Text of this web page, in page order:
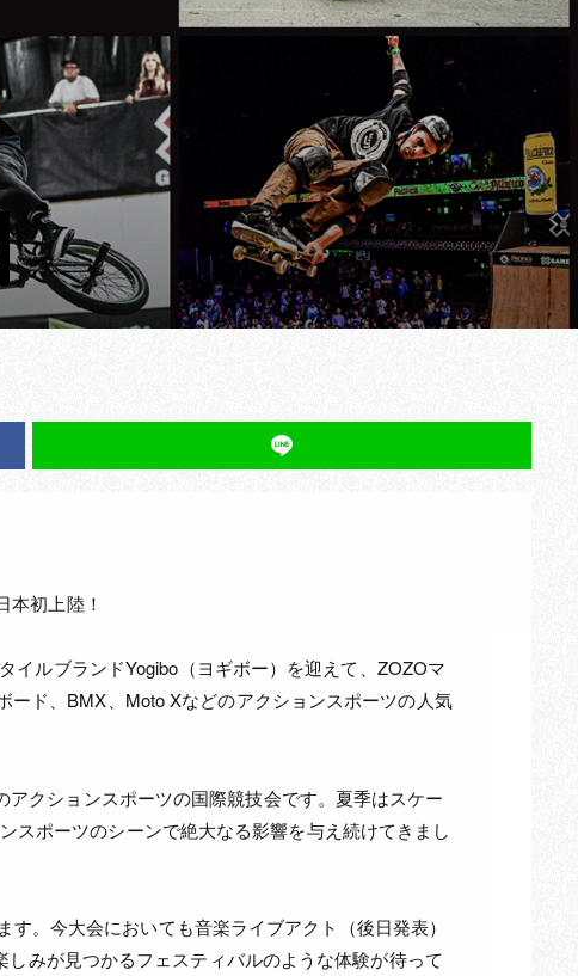
本初上陸！
ルブランドYogibo（ヨギボー）を迎えて、ZOZOマ
ード、BMX、Moto Xなどのアクションスポーツの人気
クションスポーツの国際競技会です。夏季はスケー
スポーツのシーンで絶大なる影響を与え続けてきまし
。今大会においても音楽ライブアクト（後日発表）
みが見つかるフェスティバルのような体験が待って